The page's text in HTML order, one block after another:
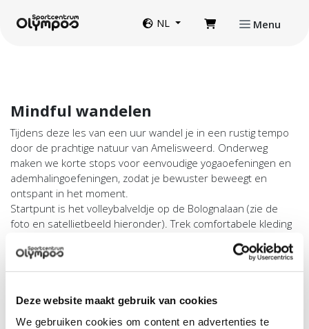
Deze website maakt gebruik van cookies
We gebruiken cookies om content en advertenties te
NL Menu
Mindful wandelen
Tijdens deze les van een uur wandel je in een rustig tempo
door de prachtige natuur van Amelisweerd. Onderweg
maken we korte stops voor eenvoudige yogaoefeningen en
ademhalingoefeningen, zodat je bewuster beweegt en
ontspant in het moment.
Startpunt is het volleybalveldje op de Bolognalaan (zie de
foto en satellietbeeld hieronder). Trek comfortabele kleding
heerlijke start van de dag, ook als het een beetje regent.
Zelfs een drupje maakt de wandeling extra fris en mindful.